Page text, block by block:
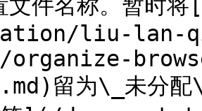
文件名称。暂
liu-
organize-
留为\_未分配